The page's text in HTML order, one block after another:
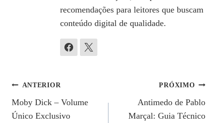
recomendações para leitores que buscam
conteúdo digital de qualidade.
Navegação
De
ANTERIOR
Moby Dick – Volume
Único Exclusivo
PRÓXIMO
Antimedo de Pablo
Marçal: Guia Técnico